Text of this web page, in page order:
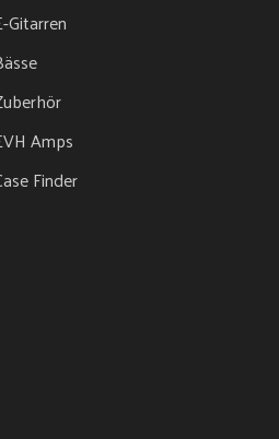
Gitarren
Amps
Finder